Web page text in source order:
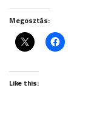
Megosztás:
Like this: